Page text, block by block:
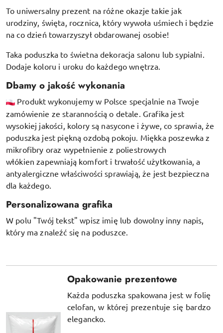
To uniwersalny prezent na różne okazje takie jak
urodziny, święta, rocznica, który wywoła uśmiech i będzie
na co dzień towarzyszył obdarowanej osobie!
Taka poduszka to świetna dekoracja salonu lub sypialni.
Dodaje koloru i uroku do każdego wnętrza.
Dbamy o jakość wykonania
Produkt wykonujemy w Polsce specjalnie na Twoje
zamówienie ze starannością o detale. Grafika jest
wysokiej jakości, kolory są nasycone i żywe, co sprawia, że
poduszka jest piękną ozdobą pokoju. Miękka poszewka z
mikrofibry oraz wypełnienie z poliestrowych
włókien zapewniają komfort i trwałość użytkowania, a
antyalergiczne właściwości sprawiają, że jest bezpieczna
dla każdego.
Personalizowana grafika
W polu "Twój tekst" wpisz imię lub dowolny inny napis,
który ma znaleźć się na poduszce.
Opakowanie prezentowe
Każda poduszka spakowana jest w folię
celofan, w której prezentuje się bardzo
elegancko.